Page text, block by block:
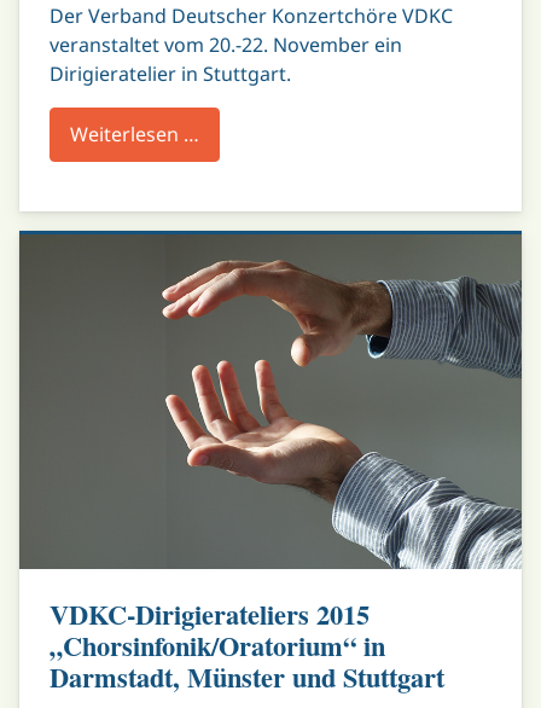
Der Verband Deutscher Konzertchöre VDKC
veranstaltet vom 20.-22. November ein
Dirigieratelier in Stuttgart.
Weiterlesen …
VDKC-Dirigierateliers 2015
„Chorsinfonik/Oratorium“ in
Darmstadt, Münster und Stuttgart